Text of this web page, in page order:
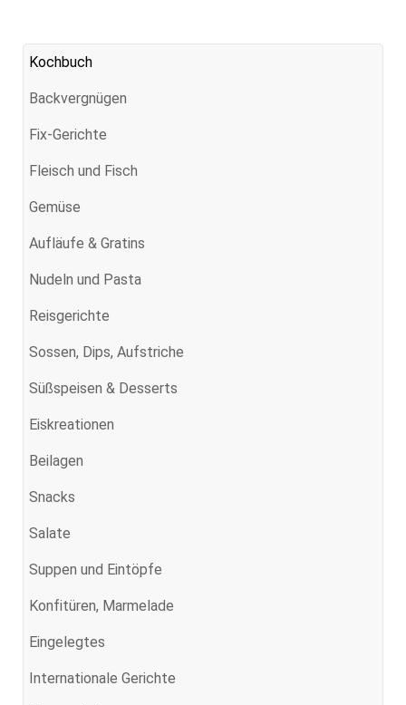
Kochbuch
Backvergnügen
Fix-Gerichte
Fleisch und Fisch
Gemüse
Aufläufe & Gratins
Nudeln und Pasta
Reisgerichte
Sossen, Dips, Aufstriche
Süßspeisen & Desserts
Eiskreationen
Beilagen
Snacks
Salate
Suppen und Eintöpfe
Konfitüren, Marmelade
Eingelegtes
Internationale Gerichte